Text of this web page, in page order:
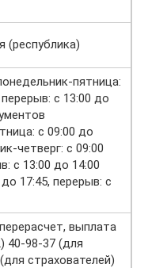
(республика)
пятница:
с 13:00 до
с 09:00 до
четверг: с 09:00
с 13:00 до 14:00
17:45, перерыв: с
выплата
40-98-37 (для
страхователей)